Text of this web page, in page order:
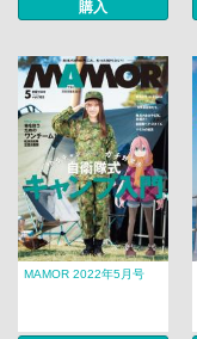
購入
MAMOR 2022年5月号